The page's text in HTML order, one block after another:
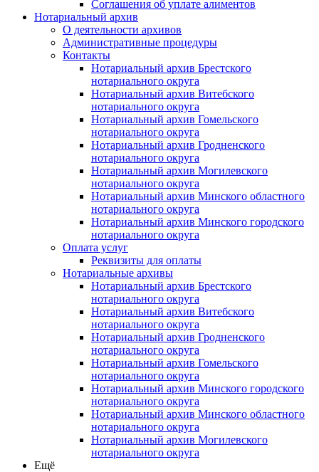
Соглашения об уплате алиментов
Нотариальный архив
О деятельности архивов
Административные процедуры
Контакты
Нотариальный архив Брестского
нотариального округа
Нотариальный архив Витебского
нотариального округа
Нотариальный архив Гомельского
нотариального округа
Нотариальный архив Гродненского
нотариального округа
Нотариальный архив Могилевского
нотариального округа
Нотариальный архив Минского областного
нотариального округа
Нотариальный архив Минского городского
нотариального округа
Оплата услуг
Реквизиты для оплаты
Нотариальные архивы
Нотариальный архив Брестского
нотариального округа
Нотариальный архив Витебского
нотариального округа
Нотариальный архив Гродненского
нотариального округа
Нотариальный архив Гомельского
нотариального округа
Нотариальный архив Минского городского
нотариального округа
Нотариальный архив Минского областного
нотариального округа
Нотариальный архив Могилевского
нотариального округа
Ещё